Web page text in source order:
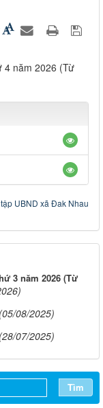
4 năm 2026 (Từ
UBND xã Đak Nhau
3 năm 2026 (Từ
(05/08/2025)
(28/07/2025)
Tìm